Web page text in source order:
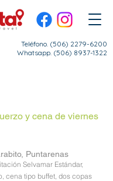
Teléfono. (506) 2279-6200
Whatsapp. (506) 8937-1322
y cena de viernes
Puntarenas
Selvamar Estándar,
cena tipo buffet, dos copas